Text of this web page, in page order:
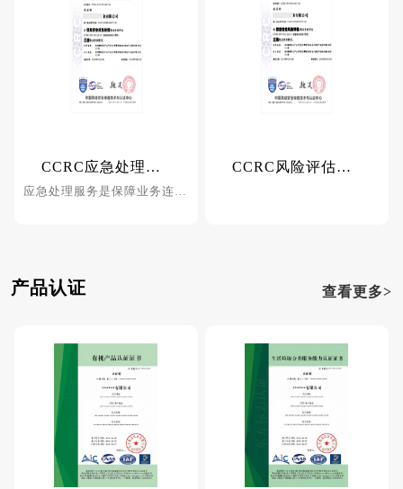
CCRC应急处理服务资质
应急处理服务是保障业务连续性的重要手段之一，它涵盖了在安全事件发生后为了维持和恢复关键业务所进行的系列活动。
CCRC风险评估服务资质
产品认证 查看更多>